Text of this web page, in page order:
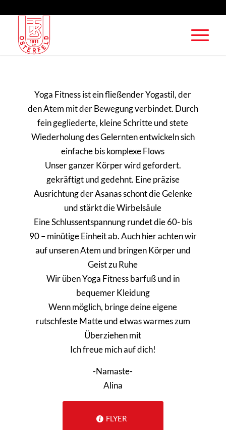
Yoga Fitness ist ein fließender Yogastil, der
den Atem mit der Bewegung verbindet. Durch
fein gegliederte, kleine Schritte und stete
Wiederholung des Gelernten entwickeln sich
einfache bis komplexe Flows
Unser ganzer Körper wird gefordert.
gekräftigt und gedehnt. Eine präzise
Ausrichtung der Asanas schont die Gelenke
und stärkt die Wirbelsäule
Eine Schlussentspannung rundet die 60- bis
90 – minütige Einheit ab. Auch hier achten wir
auf unseren Atem und bringen Körper und
Geist zu Ruhe
Wir üben Yoga Fitness barfuß und in
bequemer Kleidung
Wenn möglich, bringe deine eigene
rutschfeste Matte und etwas warmes zum
Überziehen mit
Ich freue mich auf dich!
-Namaste-
Alina
FLYER